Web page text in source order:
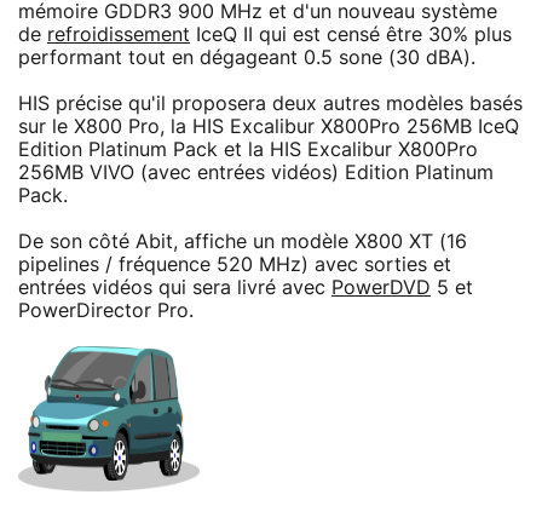
mémoire GDDR3 900 MHz et d'un nouveau système
de refroidissement IceQ II qui est censé être 30% plus
performant tout en dégageant 0.5 sone (30 dBA).
HIS précise qu'il proposera deux autres modèles basés
sur le X800 Pro, la HIS Excalibur X800Pro 256MB IceQ
Edition Platinum Pack et la HIS Excalibur X800Pro
256MB VIVO (avec entrées vidéos) Edition Platinum
Pack.
De son côté Abit, affiche un modèle X800 XT (16
pipelines / fréquence 520 MHz) avec sorties et
entrées vidéos qui sera livré avec PowerDVD 5 et
PowerDirector Pro.